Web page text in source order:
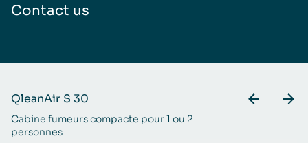
Contact us
QleanAir S 30
Cabine fumeurs compacte pour 1 ou 2
personnes